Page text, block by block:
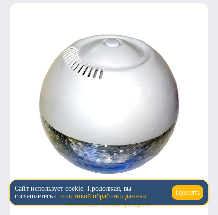
Полезные вещи для дома
↑
Сайт использует cookie. Продолжая, вы
соглашаетесь с политикой обработки данных.
Принять